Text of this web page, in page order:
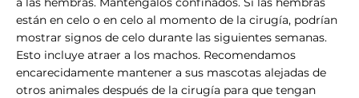
están en celo o en celo al momento de la cirugía, podrían
mostrar signos de celo durante las siguientes semanas.
Esto incluye atraer a los machos. Recomendamos
encarecidamente mantener a sus mascotas alejadas de
otros animales después de la cirugía para que tengan